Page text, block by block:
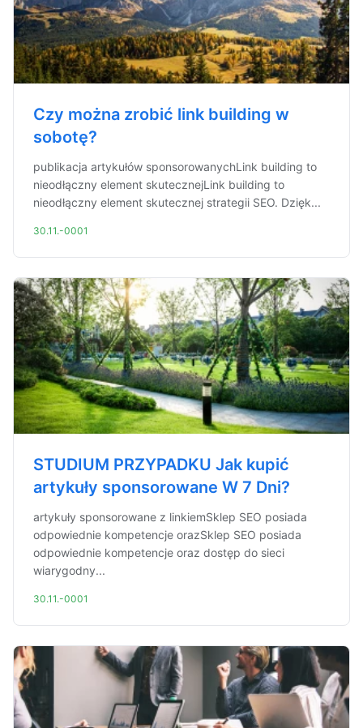
Czy można zrobić link building w
sobotę?
publikacja artykułów sponsorowanychLink building to
nieodłączny element skutecznejLink building to
nieodłączny element skutecznej strategii SEO. Dzięk...
30.11.-0001
STUDIUM PRZYPADKU Jak kupić
artykuły sponsorowane W 7 Dni?
artykuły sponsorowane z linkiemSklep SEO posiada
odpowiednie kompetencje orazSklep SEO posiada
odpowiednie kompetencje oraz dostęp do sieci
wiarygodny...
30.11.-0001